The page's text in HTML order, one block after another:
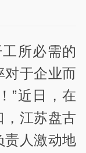
所必需的
对于企业而
”近日，在
，江苏盘古
责人激动地